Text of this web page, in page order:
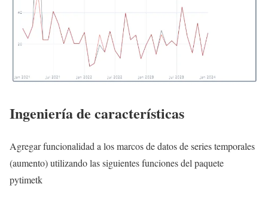
Ingeniería de características
Agregar funcionalidad a los marcos de datos de series temporales
(aumento) utilizando las siguientes funciones del paquete
pytimetk